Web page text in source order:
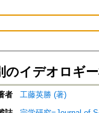
のイデオロギ
者
工藤英勝 (著)